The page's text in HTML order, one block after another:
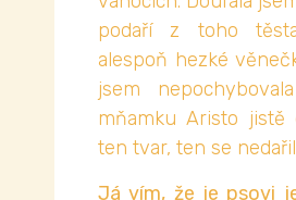
podaří z toho
alespoň hezké
jsem
mňamku Aristo jistě
ten tvar, ten se
Já vím, že je psovi